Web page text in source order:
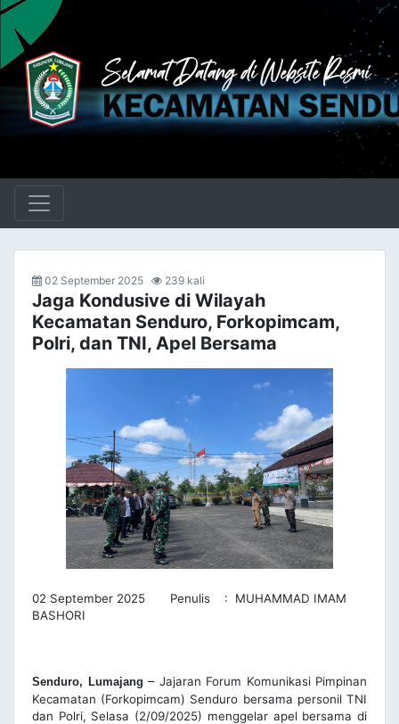
02 September 2025 239 kali
Jaga Kondusive di Wilayah
Kecamatan Senduro, Forkopimcam,
Polri, dan TNI, Apel Bersama
02 September 2025 Penulis : MUHAMMAD IMAM
BASHORI
Senduro, Lumajang – Jajaran Forum Komunikasi Pimpinan
Kecamatan (Forkopimcam) Senduro bersama personil TNI
dan Polri, Selasa (2/09/2025) menggelar apel bersama di